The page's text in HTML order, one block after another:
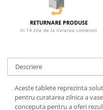
RETURNARE PRODUSE
In 14 zile de la livrarea comenzii
Descriere
Aceste tablete reprezinta
pentru curatarea zilnica a
conceputa pentru a oferi